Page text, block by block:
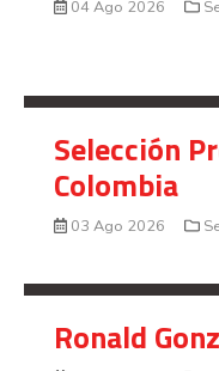
04 Ago 2026
Selección
Colombia
03 Ago 2026
Ronald